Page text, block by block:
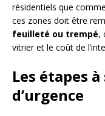
résidentiels que
ces zones doit être
feuilleté ou trempé,
vitrier et le coût de
Les étapes
d’urgence